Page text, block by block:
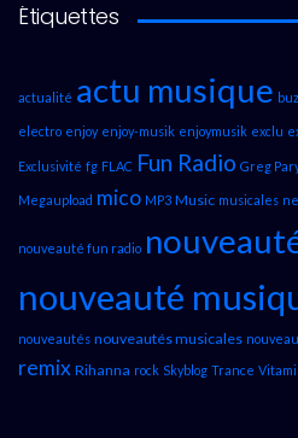
Étiquettes
actualité actu musique
electro enjoy enjoy-musik enjoymusik exclu
Exclusivité fg FLAC Fun Radio Greg
Megaupload mico MP3 Music musicales
nouveauté fun radio
nouveauté
nouveautés nouveautés musicales
remix Rihanna rock Skyblog Trance